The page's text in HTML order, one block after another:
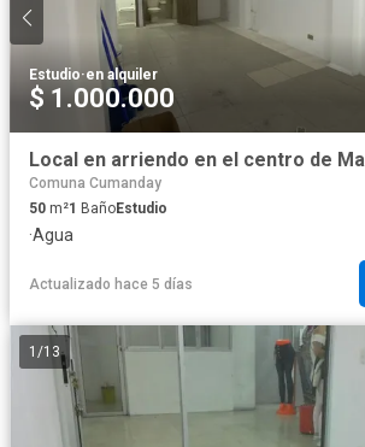
Estudio·en alquiler
$ 1.000.000
Comuna Cumanday
50 m²1 BañoEstudio
·Agua
Actualizado hace 5 días
1 /13